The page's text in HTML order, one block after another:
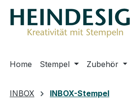
Hauptinhalt springen
Zur Suche springen
Zur Hauptnavigation springen
Home Stempel Zubehör
INBOX INBOX-Stempel